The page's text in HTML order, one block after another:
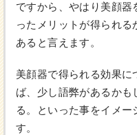
ですから、やはり美顔器
ったメリットが得られ
あると言えます。
美顔器で得られる効果
ば、少し語弊があるか
る。といった事をイメー
す。